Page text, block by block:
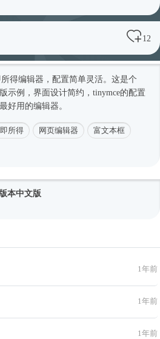
12
得编辑器，配置简单灵活。这是个
示例，界面设计简约，tinymce的配置
好用的编辑器。
所得 网页编辑器 富文本框
本中文版
1年前
1年前
1年前